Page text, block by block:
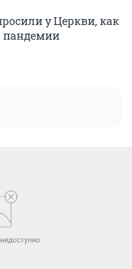
у Церкви, как
пандемии